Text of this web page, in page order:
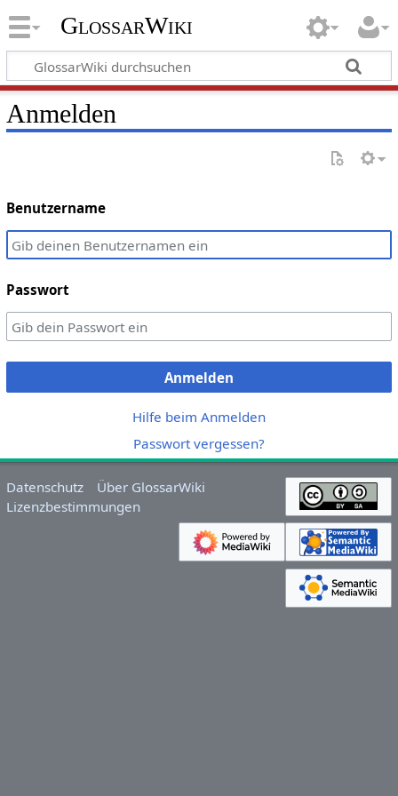
GlossarWiki
Anmelden
Benutzername
Passwort
Anmelden
Hilfe beim Anmelden
Passwort vergessen?
Datenschutz
Über GlossarWiki
Lizenzbestimmungen